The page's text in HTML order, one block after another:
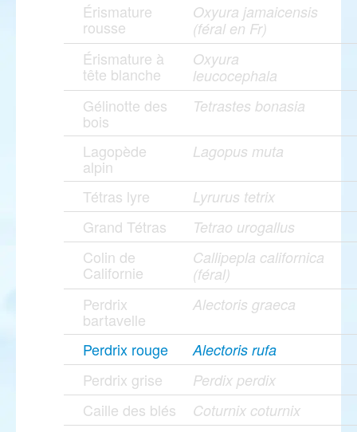
Érismature
rousse
Oxyura jamaicensis
(féral en Fr)
Érismature à
tête blanche
Oxyura
leucocephala
Gélinotte des
bois
Tetrastes bonasia
Lagopède
alpin
Lagopus muta
Tétras lyre Lyrurus tetrix
Grand Tétras Tetrao urogallus
Colin de
Californie
Callipepla californica
(féral)
Perdrix
bartavelle
Alectoris graeca
Perdrix rouge Alectoris rufa
Perdrix grise Perdix perdix
Caille des blés Coturnix coturnix